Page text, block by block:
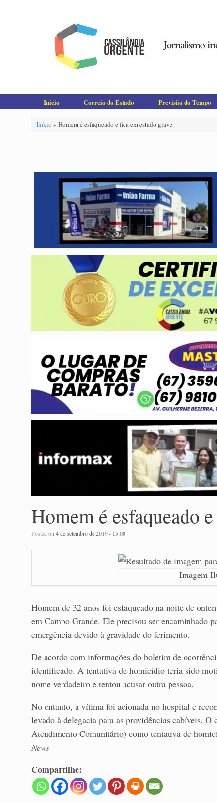
Início Correio do Estado Previsão do Tempo
Início » Homem é esfaqueado e fica em estado grave
Homem é esfaqueado
Posted on4 de setembro de 2019 - 15:00
Imagem
Homem de 32 anos foi esfaqueado na noite de
em Campo Grande. Ele precisou ser encaminhado
emergência devido à gravidade do ferimento.
De acordo com informações do boletim de
identificado. A tentativa de homicídio teria sido
nome verdadeiro e tentou acusar outra pessoa.
No entanto, a vítima foi acionada no hospital e
levado à delegacia para as providências cabíveis.
Atendimento Comunitário) como tentativa de
News
Compartilhe: